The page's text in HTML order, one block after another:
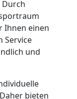
Ihnen einen
Service
und
bieten